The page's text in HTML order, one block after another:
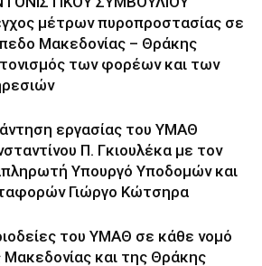
μέτρων πυροπροστασίας σε
Μακεδονίας – Θράκης
των φορέων και των
εργασίας του ΥΜΑΘ
Π. Γκιουλέκα με τον
Υπουργό Υποδομών και
Γιώργο Κώτσηρα
του ΥΜΑΘ σε κάθε νομό
Μακεδονίας και της Θράκης